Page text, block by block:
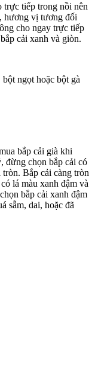
trực tiếp trong nồi nên
hương vị tương đối
cho ngay trực tiếp
cải xanh và giòn.
ngọt hoặc bột gà
bắp cải già khi
đừng chọn bắp cải có
Bắp cải càng tròn
lá màu xanh đậm và
bắp cải xanh đậm
sẫm, dai, hoặc đã